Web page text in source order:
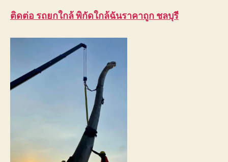
ติดต่อ รถยกใกล้ พิกัดใกล้ฉันราคาถูก ชลบุรี